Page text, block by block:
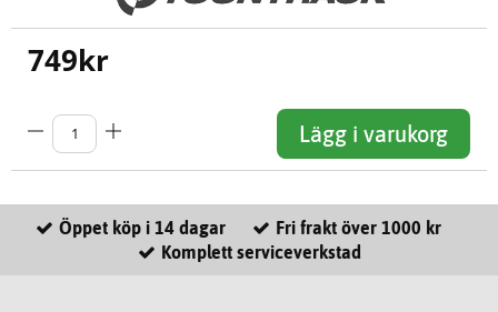
749kr
Lägg i varukorg
Öppet köp i 14 dagar
Fri frakt över 1000 kr
Komplett serviceverkstad